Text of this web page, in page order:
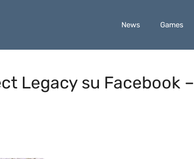
News Games
Legacy su Facebook –